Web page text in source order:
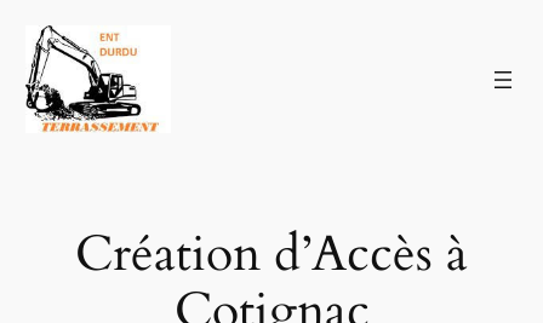
Aller
contenu
Création d’Accès à